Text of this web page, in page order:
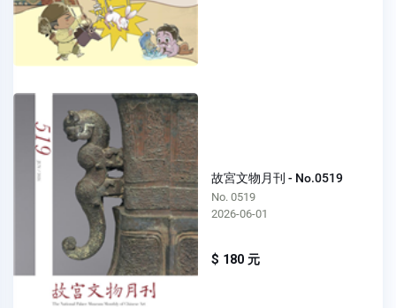
故宮文物月刊 - No.0519
No. 0519
2026-06-01
$ 180 元